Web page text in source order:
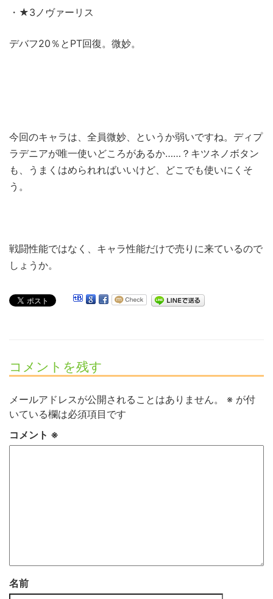
・★3ノヴァーリス
デバフ20％とPT回復。微妙。
今回のキャラは、全員微妙、というか弱いですね。ディプ
ラデニアが唯一使いどころがあるか……？キツネノボタン
も、うまくはめられればいいけど、どこでも使いにくそ
う。
戦闘性能ではなく、キャラ性能だけで売りに来ているので
しょうか。
コメントを残す
メールアドレスが公開されることはありません。 ※ が付
いている欄は必須項目です
コメント ※
名前